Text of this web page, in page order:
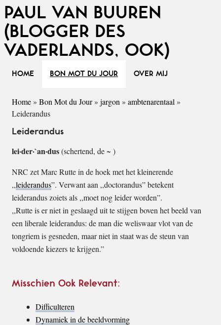
PAUL VAN BUUREN
(BLOGGER DES
VADERLANDS, OOK)
HOME BON MOT DU JOUR OVER MIJ
Home » Bon Mot du Jour» jargon » ambtenarentaal »
Leiderandus
Leiderandus
lei·der·`an·dus(schertend, de ~ )
NRC zet Marc Rutte in de hoek met het kleinerende
,,leiderandus”. Verwant aan ,,doctorandus” betekent
leiderandus zoiets als ,,moet nog leider worden”.
,,Rutte is er niet in geslaagd uit te stijgen boven het beeld van
een liberale leiderandus: de man die weliswaar vlot van de
tongriem is gesneden, maar niet in staat was de steun van
voldoende kiezers te krijgen.”
Misschien Ook Relevant:
Difficulteren
Dynamiek in de beeldvorming